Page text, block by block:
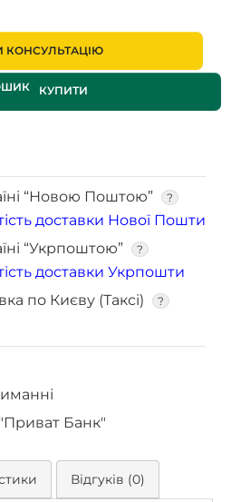
КОНСУЛЬТАЦІЮ
КУПИТИ
“Новою Поштою”
?
доставки Нової Пошти
“Укрпоштою”
?
доставки Укрпошти
по Києву (Таксі)
?
Банк"
Відгуків (0)